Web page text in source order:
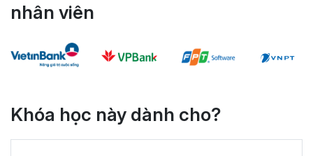
nhân viên
Khóa học này dành cho?